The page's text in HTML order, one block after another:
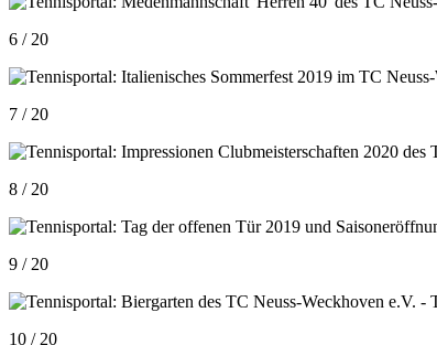
6 / 20
7 / 20
8 / 20
9 / 20
10 / 20